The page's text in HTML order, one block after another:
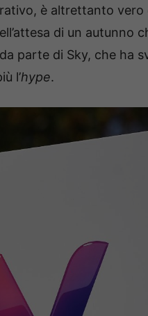
è altrettanto
di un autunno
parte di Sky, che ha
l’hype.